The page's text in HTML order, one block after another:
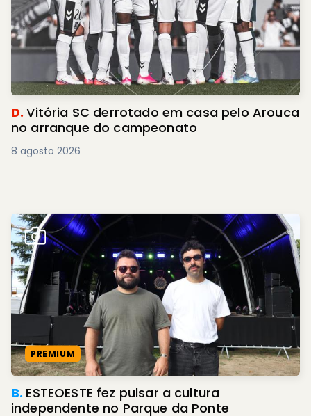
D.Vitória SC derrotado em casa pelo Arouca
no arranque do campeonato
8 agosto 2026
PREMIUM
B. ESTEOESTE fez pulsar a cultura
independente no Parque da Ponte